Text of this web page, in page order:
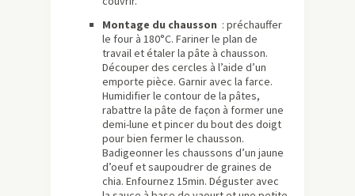
Montage du chausson : préchauffer
le four à 180°C. Fariner le plan de
travail et étaler la pâte à chausson.
Découper des cercles à l’aide d’un
emporte pièce. Garnir avec la farce.
Humidifier le contour de la pâtes,
rabattre la pâte de façon à former une
demi-lune et pincer du bout des doigt
pour bien fermer le chausson.
Badigeonner les chaussons d’un jaune
d’oeuf et saupoudrer de graines de
chia. Enfournez 15min. Déguster avec